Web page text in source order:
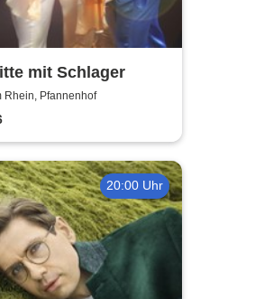
mit Schlager
Rhein, Pfannenhof
20:00 Uhr